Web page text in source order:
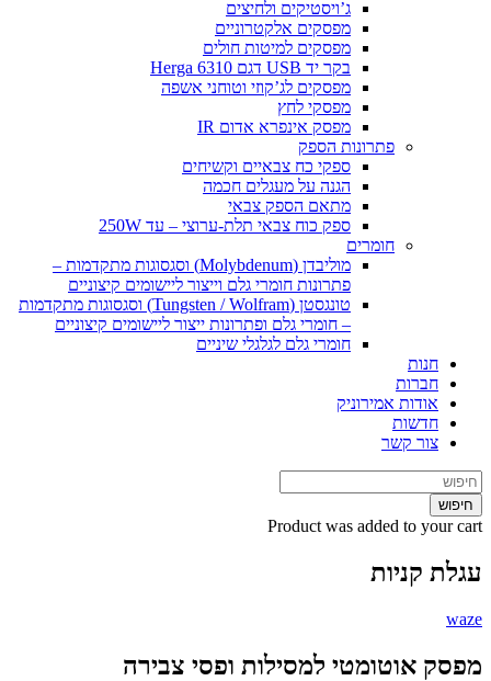
ג’ויסטיקים ולחיצים
מפסקים אלקטרוניים
מפסקים למיטות חולים
בקר יד USB דגם Herga 6310
מפסקים לג’קוזי וטוחני אשפה
מפסקי לחץ
מפסק אינפרא אדום IR
פתרונות הספק
ספקי כח צבאיים וקשיחים
הגנה על מעגלים חכמה
מתאם הספק צבאי
ספק כוח צבאי תלת-ערוצי – עד 250W
חומרים
מוליבדן (Molybdenum) וסגסוגות מתקדמות –
פתרונות חומרי גלם וייצור ליישומים קיצוניים
טונגסטן (Tungsten / Wolfram) וסגסוגות מתקדמות
– חומרי גלם ופתרונות ייצור ליישומים קיצוניים
חומרי גלם לגלגלי שיניים
חנות
חברות
אודות אמירוניק
חדשות
צור קשר
חיפוש
Product was added to your cart
עגלת קניות
waze
מפסק אוטומטי למסילות ופסי צבירה